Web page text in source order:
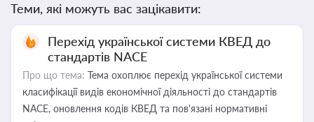
Теми, які можуть вас зацікавити:
Перехід української системи КВЕД до
стандартів NACE
Про що тема: Тема охоплює перехід української системи
класифікації видів економічної діяльності до стандартів
NACE, оновлення кодів КВЕД та пов'язані нормативні